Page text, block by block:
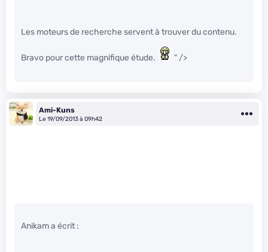
Les moteurs de recherche servent à trouver du contenu.
Bravo pour cette magnifique étude. " />
Ami-Kuns
Le 19/09/2013 à 09h42
Anikam a écrit :